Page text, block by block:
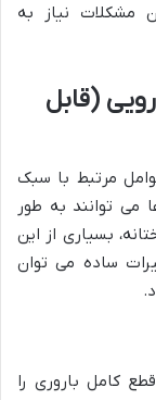
مشکلات نیاز به
(قابل
مرتبط با سبک
می توانند به طور
بسیاری از این
ساده می توان
کامل باروری را